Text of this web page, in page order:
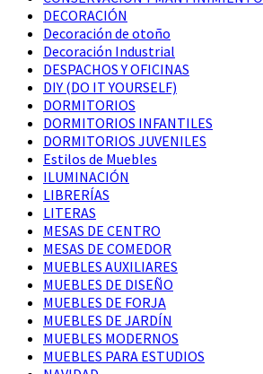
DECORACIÓN
Decoración de otoño
Decoración Industrial
DESPACHOS Y OFICINAS
DIY (DO IT YOURSELF)
DORMITORIOS
DORMITORIOS INFANTILES
DORMITORIOS JUVENILES
Estilos de Muebles
ILUMINACIÓN
LIBRERÍAS
LITERAS
MESAS DE CENTRO
MESAS DE COMEDOR
MUEBLES AUXILIARES
MUEBLES DE DISEÑO
MUEBLES DE FORJA
MUEBLES DE JARDÍN
MUEBLES MODERNOS
MUEBLES PARA ESTUDIOS